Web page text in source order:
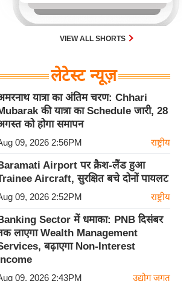
VIEW ALL SHORTS
लेटेस्ट न्यूज़
यात्रा का अंतिम चरण: Chhari
की यात्रा का Schedule जारी, 28
को होगा समापन
09, 2026 2:56PM राष्ट्रीय
Airport पर क्रैश-लैंड हुआ
Aircraft, सुरक्षित बचे दोनों पायलट
09, 2026 2:52PM राष्ट्रीय
Sector में धमाका: PNB दिसंबर
लाएगा Wealth Management
बढ़ाएगा Non-Interest
09, 2026 2:43PM उद्योग जगत